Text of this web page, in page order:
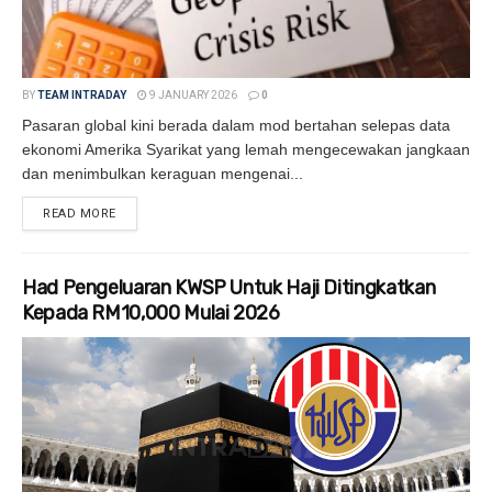
BYTEAM INTRADAY 9 JANUARY 2026 0
Pasaran global kini berada dalam mod bertahan selepas data
ekonomi Amerika Syarikat yang lemah mengecewakan jangkaan
dan menimbulkan keraguan mengenai...
READ MORE
Had Pengeluaran KWSP Untuk Haji Ditingkatkan
Kepada RM10,000 Mulai 2026